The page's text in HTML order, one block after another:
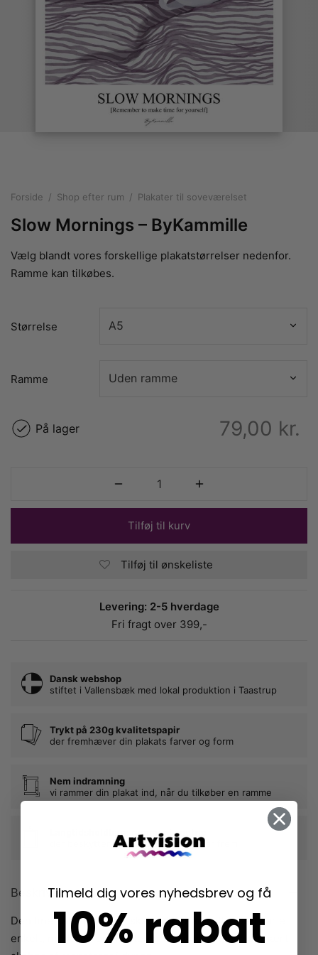
Forside / Shop efter rum / Plakater til soveværelset
Slow Mornings – ByKammille
Vælg blandt vores forskellige plakatstørrelser nedenfor.
Ramme kan tilkøbes.
Størrelse
Ramme
79,00 kr.
På lager
Tilføj til kurv
Tilføj til ønskeliste
Levering: 2-5 hverdage
Fri fragt over 399,-
Dansk webshop
stiftet i Vallensbæk med lokal produktion i Taastrup
Trykt på 230g kvalitetspapir
der fremhæver din plakats farver og form
Nem indramning
vi rammer din plakat ind, når du tilkøber en ramme
Langtidsholdbare rammer i egetræ
der beskytter dine plakater mange år frem
Beskrivelse
Den fine kaffe plakat er skabt af ByKammille. Den har et
enkelt, moderne og næsten grafisk udtryk, der primært
plakater
i pastelfarver
plakater
til sommerhuset
plakater
med kvinder
Tilmeld dig vores nyhedsbrev og få
10% rabat